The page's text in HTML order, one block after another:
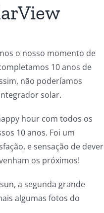
o nosso momento de
10 anos de
não poderíamos
solar.
hour com todos os
10 anos. Foi um
e sensação de dever
os próximos!
a segunda grande
algumas fotos do